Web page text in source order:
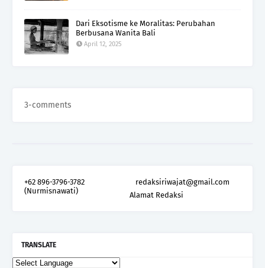
Dari Eksotisme ke Moralitas: Perubahan
Berbusana Wanita Bali
April 12, 2025
3-comments
+62 896-3796-3782
(Nurmisnawati)
redaksiriwajat@gmail.com
Alamat Redaksi
TRANSLATE